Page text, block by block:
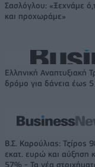
Σασλόγλου: «Ξεχνάμε
και προχωράμε»
Ελληνική Αναπτυξιακή
δρόμο για δάνεια έως 5
Β.Σ. Καρούλιας: Τζίρος
εκατ. ευρώ και αύξηση
57% - Τα νέα